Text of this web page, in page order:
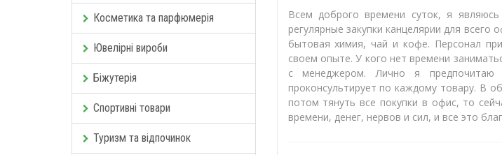
Косметика та парфюмерія
Ювелірні вироби
Біжутерія
Спортивні товари
Туризм та відпочинок
Всем доброго времени суток, я
регулярные закупки канцелярии для
бытовая химия, чай и кофе. Персонал
своем опыте. У кого нет времени
с менеджером. Лично я
проконсультирует по каждому товару. В
потом тянуть все покупки в офис, то
времени, денег, нервов и сил, и все это